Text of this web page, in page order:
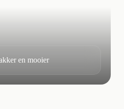
en mooier